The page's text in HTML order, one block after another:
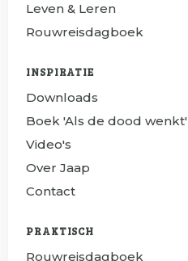
Leven & Leren
Rouwreisdagboek
INSPIRATIE
Downloads
Boek 'Als de dood wenkt'
Video's
Over Jaap
Contact
PRAKTISCH
Rouwreisdagboek